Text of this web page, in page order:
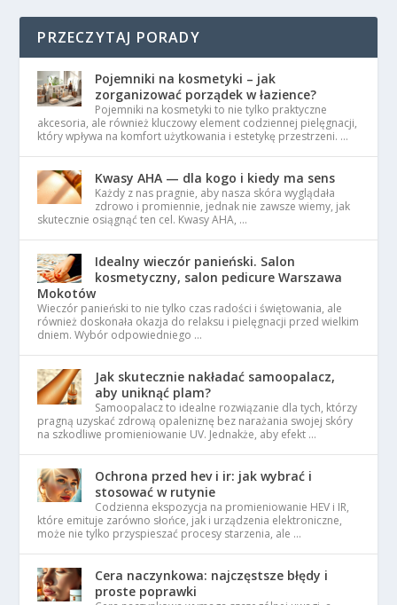
PRZECZYTAJ PORADY
Pojemniki na kosmetyki – jak
zorganizować porządek w łazience?
Pojemniki na kosmetyki to nie tylko praktyczne
akcesoria, ale również kluczowy element codziennej pielęgnacji,
który wpływa na komfort użytkowania i estetykę przestrzeni. …
Kwasy AHA — dla kogo i kiedy ma sens
Każdy z nas pragnie, aby nasza skóra wyglądała
zdrowo i promiennie, jednak nie zawsze wiemy, jak
skutecznie osiągnąć ten cel. Kwasy AHA, …
Idealny wieczór panieński. Salon
kosmetyczny, salon pedicure Warszawa
Mokotów
Wieczór panieński to nie tylko czas radości i świętowania, ale
również doskonała okazja do relaksu i pielęgnacji przed wielkim
dniem. Wybór odpowiedniego …
Jak skutecznie nakładać samoopalacz,
aby uniknąć plam?
Samoopalacz to idealne rozwiązanie dla tych, którzy
pragną uzyskać zdrową opaleniznę bez narażania swojej skóry
na szkodliwe promieniowanie UV. Jednakże, aby efekt …
Ochrona przed hev i ir: jak wybrać i
stosować w rutynie
Codzienna ekspozycja na promieniowanie HEV i IR,
które emituje zarówno słońce, jak i urządzenia elektroniczne,
może nie tylko przyspieszać procesy starzenia, ale …
Cera naczynkowa: najczęstsze błędy i
proste poprawki